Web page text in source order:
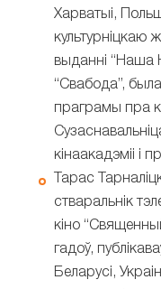
Харватыі,
культурніцкаю
выданні “Наша
“Свабода”,
праграмы пра
кінаакадэміі і
Тарас
стваральнік
кіно
гадоў,
Беларусі,